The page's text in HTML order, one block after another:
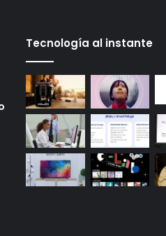
Tecnología al instante